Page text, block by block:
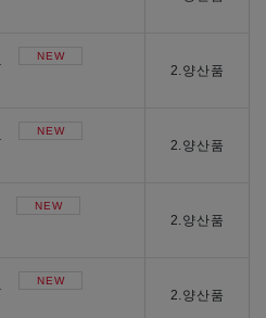
NEW
2.양산품
NEW
2.양산품
NEW
2.양산품
NEW
2.양산품